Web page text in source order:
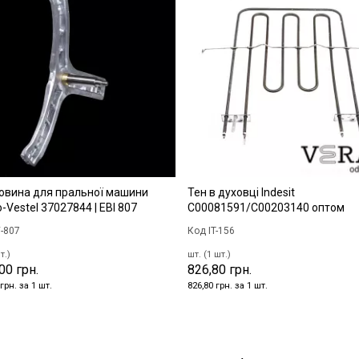
для пральної машини
Vestel 37027844 | EBI 807
807
грн.
за 1 шт.
Тен в духовці Indesit
C00081591/C00203140 оптом
Код IT-156
шт. (1 шт.)
826,80 грн.
826,80 грн. за 1 шт.